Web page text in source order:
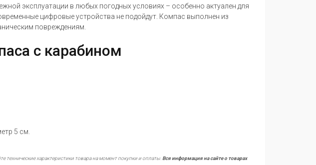
эксплуатации в любых погодных условиях – особенно актуален для
цифровые устройства не подойдут. Компас выполнен из
повреждениям.
с карабином
5 см.
технические характеристики товара на момент покупки и оплаты. Вся информация на сайте о товарах